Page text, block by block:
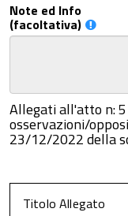
Note ed Info
(facoltativa)
Allegati all'atto n:
osservazioni/
23/12/2022 della
Titolo Allegato